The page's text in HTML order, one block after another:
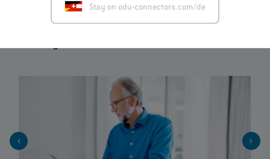
Stay on odu-connectors.com/de
Systemlösung